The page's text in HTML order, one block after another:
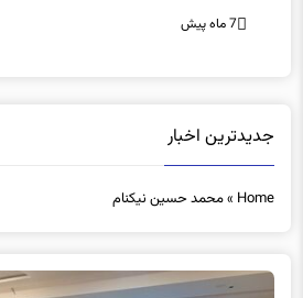
7 ماه پیش
جدیدترین اخبار
Home
»محمد حسین نیکنام